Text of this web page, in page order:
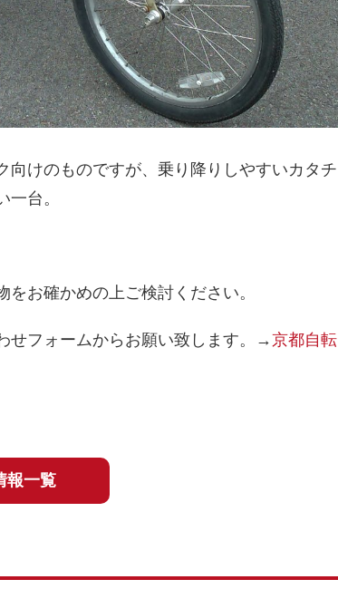
けのものですが、乗り降りしやすいカタチ
台。
お確かめの上ご検討ください。
せフォームからお願い致します。→京都自転
報一覧